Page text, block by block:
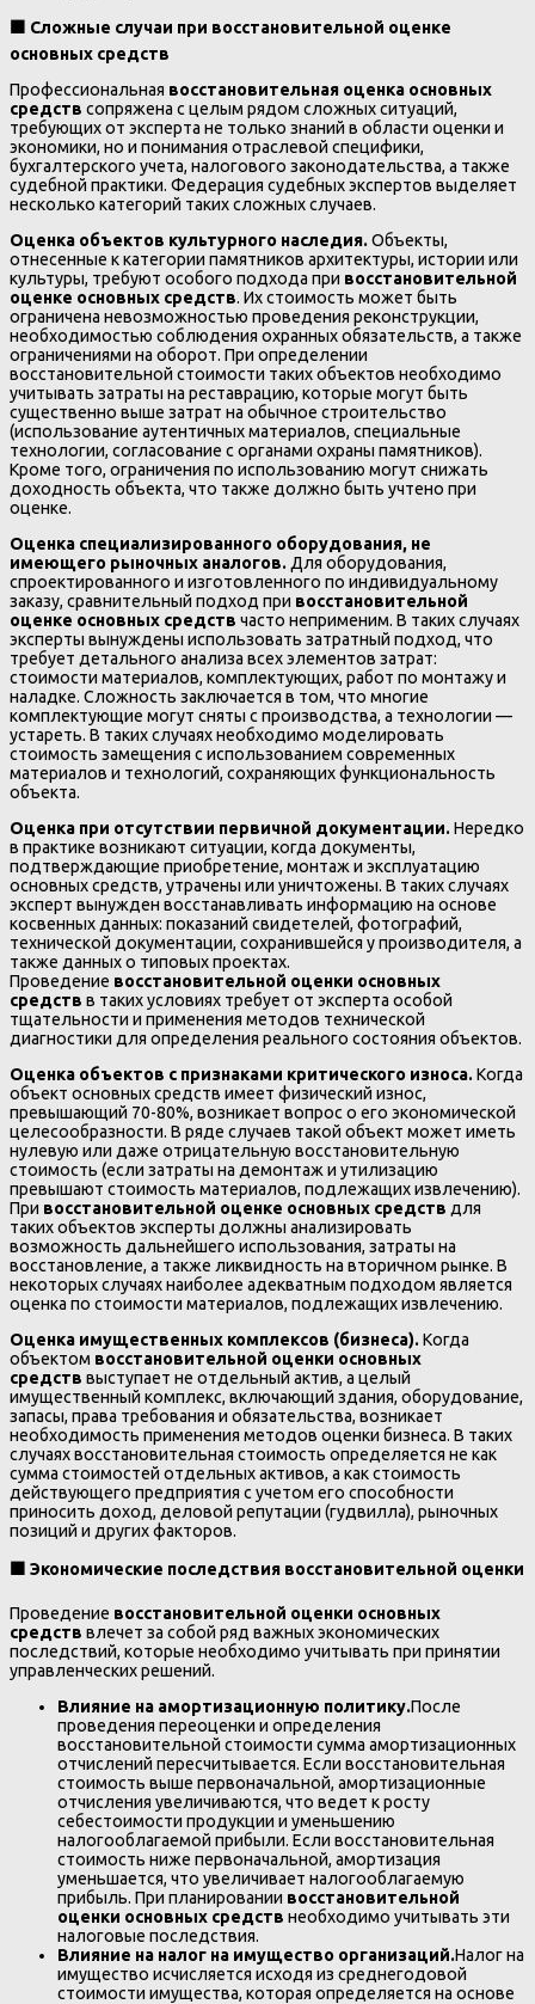
Сложные случаи при восстановительной оценке
основных средств
Профессиональная восстановительная оценка основных
средств сопряжена с целым рядом сложных ситуаций,
требующих от эксперта не только знаний в области оценки и
экономики, но и понимания отраслевой специфики,
бухгалтерского учета, налогового законодательства, а также
судебной практики. Федерация судебных экспертов выделяет
несколько категорий таких сложных случаев.
Оценка объектов культурного наследия.Объекты,
отнесенные к категории памятников архитектуры, истории или
культуры, требуют особого подхода при восстановительной
оценке основных средств. Их стоимость может быть
ограничена невозможностью проведения реконструкции,
необходимостью соблюдения охранных обязательств, а также
ограничениями на оборот. При определении
восстановительной стоимости таких объектов необходимо
учитывать затраты на реставрацию, которые могут быть
существенно выше затрат на обычное строительство
(использование аутентичных материалов, специальные
технологии, согласование с органами охраны памятников).
Кроме того, ограничения по использованию могут снижать
доходность объекта, что также должно быть учтено при
оценке.
Оценка специализированного оборудования, не
имеющего рыночных аналогов. Для оборудования,
спроектированного и изготовленного по индивидуальному
заказу, сравнительный подход при восстановительной
оценке основных средств часто неприменим. В таких случаях
эксперты вынуждены использовать затратный подход, что
требует детального анализа всех элементов затрат:
стоимости материалов, комплектующих, работ по монтажу и
наладке. Сложность заключается в том, что многие
комплектующие могут сняты с производства, а технологии —
устареть. В таких случаях необходимо моделировать
стоимость замещения с использованием современных
материалов и технологий, сохраняющих функциональность
объекта.
Оценка при отсутствии первичной документации.Нередко
в практике возникают ситуации, когда документы,
подтверждающие приобретение, монтаж и эксплуатацию
основных средств, утрачены или уничтожены. В таких случаях
эксперт вынужден восстанавливать информацию на основе
косвенных данных: показаний свидетелей, фотографий,
технической документации, сохранившейся у производителя, а
также данных о типовых проектах.
Проведение восстановительной оценки основных
средств в таких условиях требует от эксперта особой
тщательности и применения методов технической
диагностики для определения реального состояния объектов.
Оценка объектов с признаками критического износа.Когда
объект основных средств имеет физический износ,
превышающий 70-80%, возникает вопрос о его экономической
целесообразности. В ряде случаев такой объект может иметь
нулевую или даже отрицательную восстановительную
стоимость (если затраты на демонтаж и утилизацию
превышают стоимость материалов, подлежащих извлечению).
При восстановительной оценке основных средств для
таких объектов эксперты должны анализировать
возможность дальнейшего использования, затраты на
восстановление, а также ликвидность на вторичном рынке. В
некоторых случаях наиболее адекватным подходом является
оценка по стоимости материалов, подлежащих извлечению.
Оценка имущественных комплексов (бизнеса).Когда
объектом восстановительной оценки основных
средств выступает не отдельный актив, а целый
имущественный комплекс, включающий здания, оборудование,
запасы, права требования и обязательства, возникает
необходимость применения методов оценки бизнеса. В таких
случаях восстановительная стоимость определяется не как
сумма стоимостей отдельных активов, а как стоимость
действующего предприятия с учетом его способности
приносить доход, деловой репутации (гудвилла), рыночных
позиций и других факторов.
Экономические последствия восстановительной оценки
Проведение восстановительной оценки основных
средств влечет за собой ряд важных экономических
последствий, которые необходимо учитывать при принятии
управленческих решений.
Влияние на амортизационную политику.После
проведения переоценки и определения
восстановительной стоимости сумма амортизационных
отчислений пересчитывается. Если восстановительная
стоимость выше первоначальной, амортизационные
отчисления увеличиваются, что ведет к росту
себестоимости продукции и уменьшению
налогооблагаемой прибыли. Если восстановительная
стоимость ниже первоначальной, амортизация
уменьшается, что увеличивает налогооблагаемую
прибыль. При планировании восстановительной
оценки основных средств необходимо учитывать эти
налоговые последствия.
Влияние на налог на имущество организаций.Налог на
имущество исчисляется исходя из среднегодовой
стоимости имущества, которая определяется на основе